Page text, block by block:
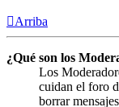
Arriba
¿Qué son los
Los
cuidan el foro
borrar